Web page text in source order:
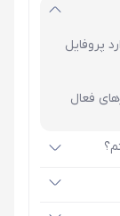
پروفایل
فعال